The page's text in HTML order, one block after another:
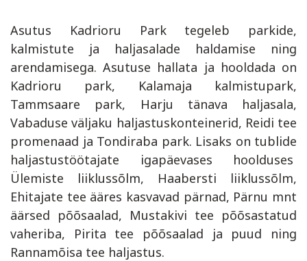
Asutus Kadrioru Park tegeleb parkide,
kalmistute ja haljasalade haldamise ning
arendamisega. Asutuse hallata ja hooldada on
Kadrioru park, Kalamaja kalmistupark,
Tammsaare park, Harju tänava haljasala,
Vabaduse väljaku haljastuskonteinerid, Reidi tee
promenaad ja Tondiraba park. Lisaks on tublide
haljastustöötajate
igapäevases hoolduses
Ülemiste liiklussõlm, Haabersti liiklussõlm,
Ehitajate tee ääres kasvavad pärnad, Pärnu mnt
äärsed põõsaalad, Mustakivi tee põõsastatud
vaheriba, Pirita tee põõsaalad ja puud ning
Rannamõisa tee haljastus.